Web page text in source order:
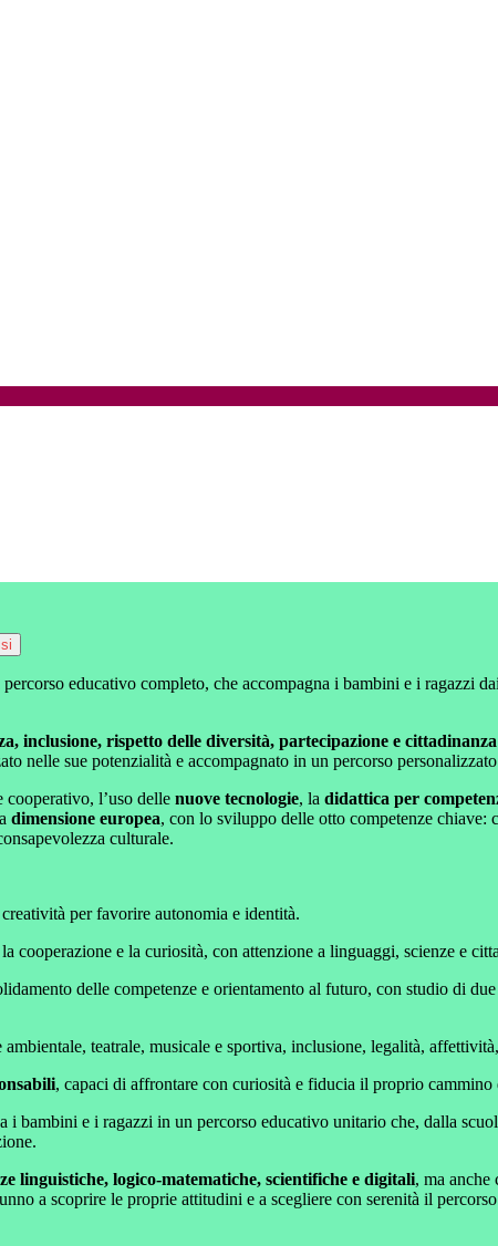
educativo completo, che accompagna i bambini e i ragazzi
inclusione, rispetto delle diversità, partecipazione e
nelle sue potenzialità e accompagnato in un percorso
l’uso delle nuove tecnologie, la didattica per
dimensione europea, con lo sviluppo delle otto competenze chiave:
culturale.
per favorire autonomia e identità.
cooperazione e la curiosità, con attenzione a linguaggi, scienze e
delle competenze e orientamento al futuro, con studio di
ambientale, teatrale, musicale e sportiva, inclusione, legalità,
, capaci di affrontare con curiosità e fiducia il proprio cammino
i bambini e i ragazzi in un percorso educativo unitario che, dalla
linguistiche, logico-matematiche, scientifiche e digitali, ma anche
a scoprire le proprie attitudini e a scegliere con serenità il